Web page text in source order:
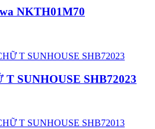
NKTH01M70
SUNHOUSE SHB72023